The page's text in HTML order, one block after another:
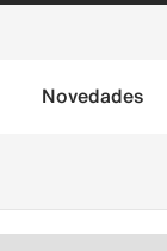
Novedades